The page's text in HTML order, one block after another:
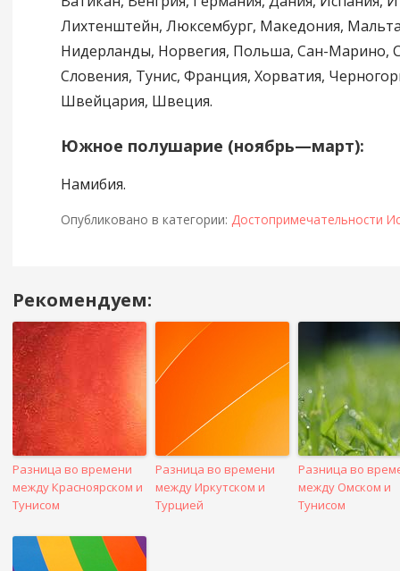
Лихтенштейн, Люксембург, Македония,
Нидерланды, Норвегия, Польша, Сан-Марино,
Словения, Тунис, Франция, Хорватия,
Швейцария, Швеция.
Южное полушарие (ноябрь—март):
Намибия.
Опубликовано в категории: Достопримечательности
Навигация
в
посте
Рекомендуем:
Разница во времени
между Красноярском и
Тунисом
Разница во времени
между Иркутском и
Турцией
Разница во
между Омском и
Тунисом